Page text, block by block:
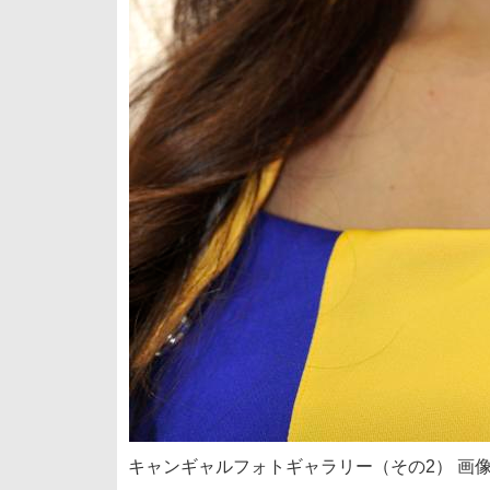
キャンギャルフォトギャラリー（その2） 画